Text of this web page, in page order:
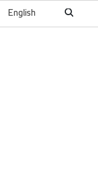
English